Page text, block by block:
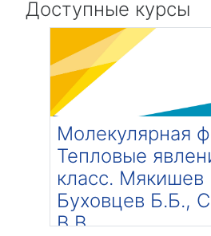
Доступные курсы
Молекулярная
Тепловые
класс. Мякишев
Буховцев Б.Б.,
В.В.